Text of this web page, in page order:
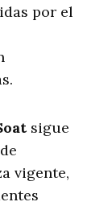
por el
sigue
vigente,